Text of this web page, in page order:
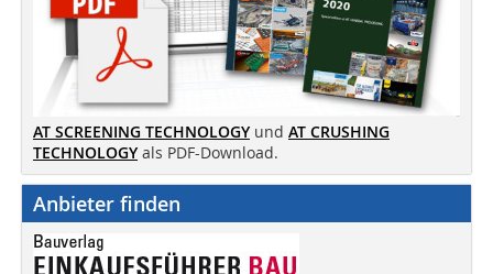
AT SCREENING TECHNOLOGY und AT CRUSHING
TECHNOLOGY als PDF-Download.
Anbieter finden